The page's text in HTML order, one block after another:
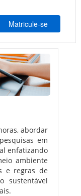
Matricule-se
abordar
em
enfatizando
ambiente
e regras de
sustentável